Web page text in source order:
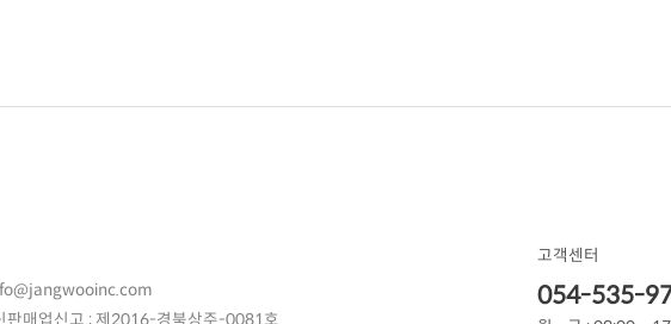
매업신고 : 제2016-경북상주-0081호
고객센터
054-535-